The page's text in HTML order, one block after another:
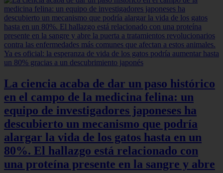
La ciencia acaba de dar un paso histórico
en el campo de la medicina felina: un
equipo de investigadores japoneses ha
descubierto un mecanismo que podría
alargar la vida de los gatos hasta en un
80%. El hallazgo está relacionado con
una proteína presente en la sangre y abre